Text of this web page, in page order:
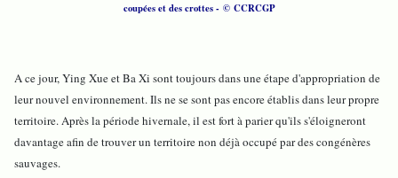
coupées et des crottes - © CCRCGP
A ce jour, Ying Xue et Ba Xi sont toujours dans une étape d'appropriation de
leur nouvel environnement. Ils ne se sont pas encore établis dans leur propre
territoire. Après la période hivernale, il est fort à parier qu'ils s'éloigneront
davantage afin de trouver un territoire non déjà occupé par des congénères
sauvages.